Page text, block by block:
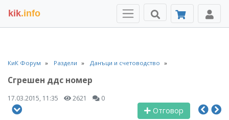
kik.info
КиК Форум Раздели Данъци и счетоводство
Сгрешен ддс номер
17.03.2015, 11:35 2621 0
Отговор